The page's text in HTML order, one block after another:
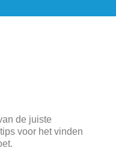
de juiste
voor het vinden